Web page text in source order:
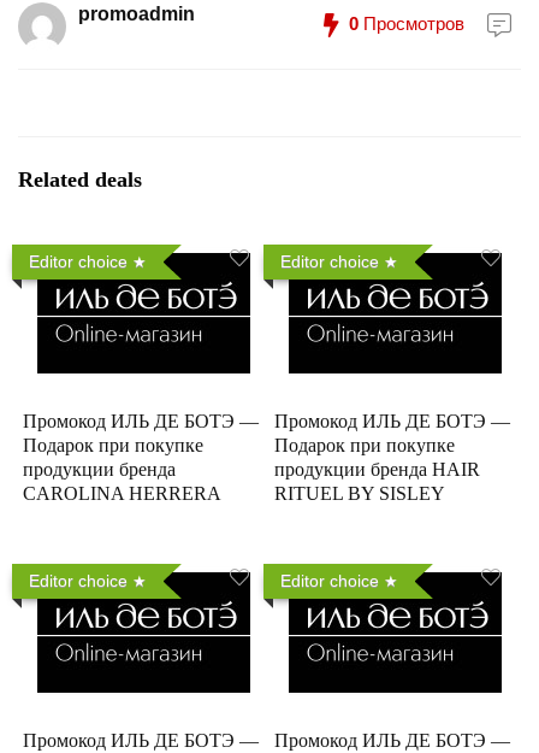
promoadmin 0 Просмотров
Related deals
Editor choice
Промокод ИЛЬ ДЕ БОТЭ —
Подарок при покупке
продукции бренда
CAROLINA HERRERA
Editor choice
Промокод ИЛЬ ДЕ БОТЭ —
Подарок при покупке
продукции бренда HAIR
RITUEL BY SISLEY
Editor choice
Промокод ИЛЬ ДЕ БОТЭ —
Editor choice
Промокод ИЛЬ ДЕ БОТЭ —